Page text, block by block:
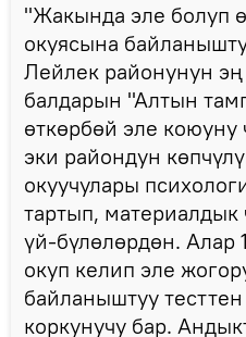
"Жакында эле болуп
окуясына
Лейлек районунун
балдарын "Алтын
өткөрбөй эле коюуну
эки райондун
окуучулары
тартып,
үй-бүлөлөрдөн.
окуп келип эле
байланыштуу
коркунучу бар.